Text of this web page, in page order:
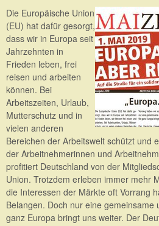
Die Europäische Union
(EU) hat dafür gesorgt,
dass wir in Europa seit
Jahrzehnten in
Frieden leben, frei
reisen und arbeiten
können. Bei
Arbeitszeiten, Urlaub,
Mutterschutz und in
vielen anderen
Bereichen der Arbeitswelt schützt und
der Arbeitnehmerinnen und
profitiert Deutschland von der
Union. Trotzdem erleben immer mehr
die Interessen der Märkte oft Vorrang
Belangen. Doch nur eine gemeinsame
ganz Europa bringt uns weiter. Der